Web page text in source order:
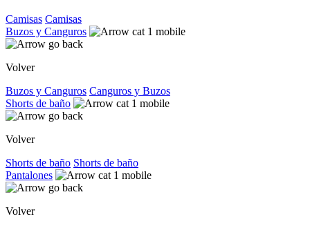
Camisas Camisas
Buzos y Canguros
Volver
Buzos y Canguros Canguros y Buzos
Shorts de baño
Volver
Shorts de baño Shorts de baño
Pantalones
Volver